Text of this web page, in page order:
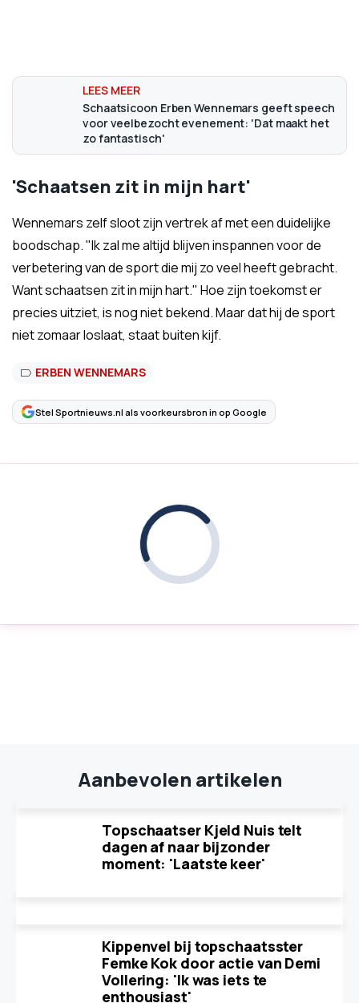
Schaatsicoon Erben Wennemars geeft speech
voor veelbezocht evenement: 'Dat maakt het
zo fantastisch'
'Schaatsen zit in mijn hart'
Wennemars zelf sloot zijn vertrek af met een duidelijke
boodschap. "Ik zal me altijd blijven inspannen voor de
verbetering van de sport die mij zo veel heeft gebracht.
Want schaatsen zit in mijn hart." Hoe zijn toekomst er
precies uitziet, is nog niet bekend. Maar dat hij de sport
niet zomaar loslaat, staat buiten kijf.
ERBEN WENNEMARS
Stel Sportnieuws.nl als voorkeursbron in op Google
Aanbevolen artikelen
Topschaatser Kjeld Nuis telt
dagen af naar bijzonder
moment: 'Laatste keer'
Kippenvel bij topschaatsster
Femke Kok door actie van Demi
Vollering: 'Ik was iets te
enthousiast'